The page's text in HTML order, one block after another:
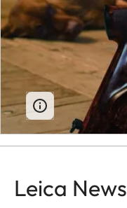
Leica News